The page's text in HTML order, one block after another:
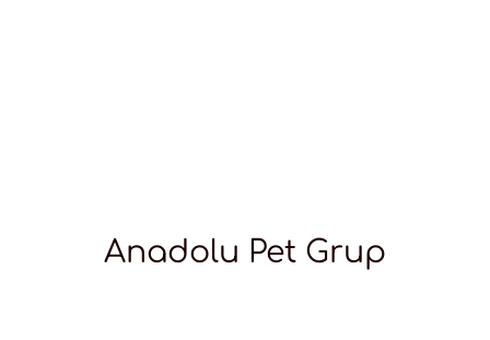
Anadolu Pet Grup